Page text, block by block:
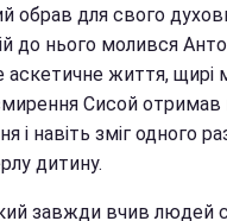
обрав для свого
до нього молився
аскетичне життя, щирі
Сисой отримав
і навіть зміг одного
дитину.
завжди вчив людей